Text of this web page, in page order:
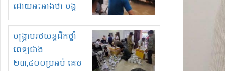
ដោយអះអាងថា បង្ក
បាក់ច្រាំងទន្លេ និង
រំខានទាំងយប់ទាំងថ្ងៃ
បង្ក្រាបរថយន្តដឹកថ្នាំ
ពេទ្យជាង
២៣,៤០០ប្រអប់ គេច